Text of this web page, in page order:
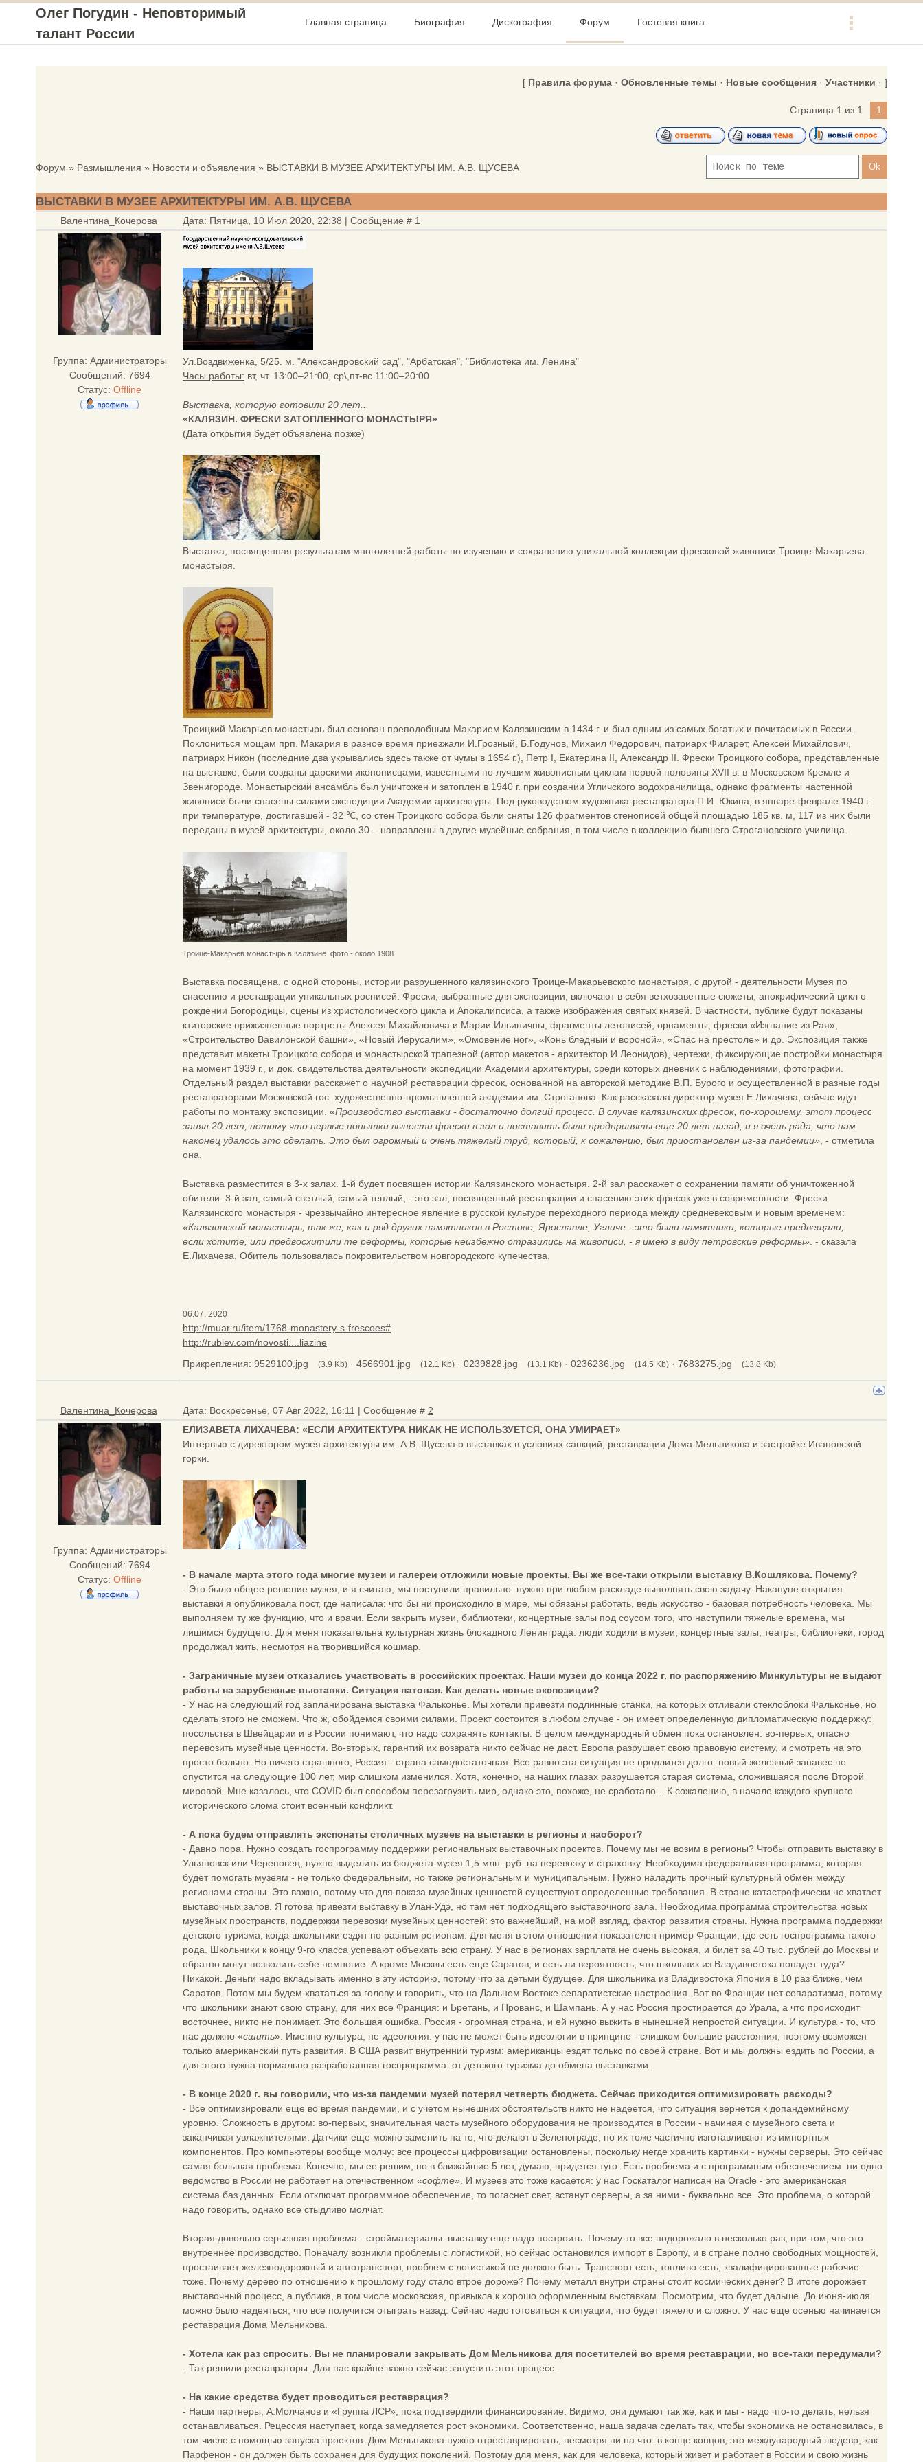
Олег Погудин - Неповторимый
талант России
Главная страница Биография Дискография Форум Гостевая книга
[ Правила форума · Обновленные темы · Новые сообщения · Участники · ]
Страница 1 из 1 1
Форум » Размышления » Новости и объявления » ВЫСТАВКИ В МУЗЕЕ АРХИТЕКТУРЫ ИМ. А.В. ЩУСЕВА
ВЫСТАВКИ В МУЗЕЕ АРХИТЕКТУРЫ ИМ. А.В. ЩУСЕВА
Валентина_Кочерова Дата: Пятница, 10 Июл 2020, 22:38 | Сообщение # 1
Группа: Администраторы
Сообщений: 7694
Статус: Offline
Ул.Воздвиженка, 5/25. м. "Александровский сад", "Арбатская", "Библиотека им. Ленина"
Часы работы: вт, чт. 13:00–21:00, ср\,пт-вс 11:00–20:00
Выставка, которую готовили 20 лет...
«КАЛЯЗИН. ФРЕСКИ ЗАТОПЛЕННОГО МОНАСТЫРЯ»
(Дата открытия будет объявлена позже)
Выставка, посвященная результатам многолетней работы по изучению и сохранению уникальной коллекции фресковой живописи Троице-Макарьева
монастыря.
Троицкий Макарьев монастырь был основан преподобным Макарием Калязинским в 1434 г. и был одним из самых богатых и почитаемых в России.
Поклониться мощам прп. Макария в разное время приезжали И.Грозный, Б.Годунов, Михаил Федорович, патриарх Филарет, Алексей Михайлович,
патриарх Никон (последние два укрывались здесь также от чумы в 1654 г.), Петр I, Екатерина II, Александр II. Фрески Троицкого собора, представленные
на выставке, были созданы царскими иконописцами, известными по лучшим живописным циклам первой половины XVII в. в Московском Кремле и
Звенигороде. Монастырский ансамбль был уничтожен и затоплен в 1940 г. при создании Угличского водохранилища, однако фрагменты настенной
живописи были спасены силами экспедиции Академии архитектуры. Под руководством художника-реставратора П.И. Юкина, в январе-феврале 1940 г.
при температуре, достигавшей - 32 ℃, со стен Троицкого собора были сняты 126 фрагментов стенописей общей площадью 185 кв. м, 117 из них были
переданы в музей архитектуры, около 30 – направлены в другие музейные собрания, в том числе в коллекцию бывшего Строгановского училища.
Троице-Макарьев монастырь в Калязине. фото - около 1908.
Выставка посвящена, с одной стороны, истории разрушенного калязинского Троице-Макарьевского монастыря, с другой - деятельности Музея по
спасению и реставрации уникальных росписей. Фрески, выбранные для экспозиции, включают в себя ветхозаветные сюжеты, апокрифический цикл о
рождении Богородицы, сцены из христологического цикла и Апокалипсиса, а также изображения святых князей. В частности, публике будут показаны
ктиторские прижизненные портреты Алексея Михайловича и Марии Ильиничны, фрагменты летописей, орнаменты, фрески «Изгнание из Рая»,
«Строительство Вавилонской башни», «Новый Иерусалим», «Омовение ног», «Конь бледный и вороной», «Спас на престоле» и др. Экспозиция также
представит макеты Троицкого собора и монастырской трапезной (автор макетов - архитектор И.Леонидов), чертежи, фиксирующие постройки монастыря
на момент 1939 г., и док. свидетельства деятельности экспедиции Академии архитектуры, среди которых дневник с наблюдениями, фотографии.
Отдельный раздел выставки расскажет о научной реставрации фресок, основанной на авторской методике В.П. Бурого и осуществленной в разные годы
реставраторами Московской гос. художественно-промышленной академии им. Строганова. Как рассказала директор музея Е.Лихачева, сейчас идут
работы по монтажу экспозиции. «Производство выставки - достаточно долгий процесс. В случае калязинских фресок, по-хорошему, этот процесс
занял 20 лет, потому что первые попытки вынести фрески в зал и поставить были предприняты еще 20 лет назад, и я очень рада, что нам
наконец удалось это сделать. Это был огромный и очень тяжелый труд, который, к сожалению, был приостановлен из-за пандемии» , - отметила
она.
Выставка разместится в 3-х залах. 1-й будет посвящен истории Калязинского монастыря. 2-й зал расскажет о сохранении памяти об уничтоженной
обители. 3-й зал, самый светлый, самый теплый, - это зал, посвященный реставрации и спасению этих фресок уже в современности Фрески
Калязинского монастыря - чрезвычайно интересное явление в русской культуре переходного периода между средневековым и новым временем:
«Калязинский монастырь, так же, как и ряд других памятников в Ростове, Ярославле, Угличе - это были памятники, которые предвещали,
если хотите, или предвосхитили те реформы, которые неизбежно отразились на живописи, - я имею в виду петровские реформы» . - сказала
Е.Лихачева. Обитель пользовалась покровительством новгородского купечества.
06.07. 2020
http://muar.ru/item/1768-monastery-s-frescoes#
http://rublev.com/novosti....liazine
Прикрепления: 9529100.jpg (3.9 Kb) · 4566901.jpg (12.1 Kb) · 0239828.jpg (13.1 Kb) · 0236236.jpg (14.5 Kb) · 7683275.jpg (13.8 Kb)
Валентина_Кочерова Дата: Воскресенье, 07 Авг 2022, 16:11 | Сообщение # 2
Группа: Администраторы
Сообщений: 7694
Статус: Offline
ЕЛИЗАВЕТА ЛИХАЧЕВА: «ЕСЛИ АРХИТЕКТУРА НИКАК НЕ ИСПОЛЬЗУЕТСЯ, ОНА УМИРАЕТ»
Интервью с директором музея архитектуры им. А.В. Щусева о выставках в условиях санкций, реставрации Дома Мельникова и застройке Ивановской
горки.
- В начале марта этого года многие музеи и галереи отложили новые проекты. Вы же все-таки открыли выставку В.Кошлякова. Почему?
- Это было общее решение музея, и я считаю, мы поступили правильно: нужно при любом раскладе выполнять свою задачу. Накануне открытия
выставки я опубликовала пост, где написала: что бы ни происходило в мире, мы обязаны работать, ведь искусство - базовая потребность человека. Мы
выполняем ту же функцию, что и врачи. Если закрыть музеи, библиотеки, концертные залы под соусом того, что наступили тяжелые времена, мы
лишимся будущего. Для меня показательна культурная жизнь блокадного Ленинграда: люди ходили в музеи, концертные залы, театры, библиотеки; город
продолжал жить, несмотря на творившийся кошмар.
- Заграничные музеи отказались участвовать в российских проектах. Наши музеи до конца 2022 г. по распоряжению Минкультуры не выдают
работы на зарубежные выставки. Ситуация патовая. Как делать новые экспозиции?
- У нас на следующий год запланирована выставка Фальконье. Мы хотели привезти подлинные станки, на которых отливали стеклоблоки Фальконье, но
сделать этого не сможем. Что ж, обойдемся своими силами. Проект состоится в любом случае - он имеет определенную дипломатическую поддержку:
посольства в Швейцарии и в России понимают, что надо сохранять контакты. В целом международный обмен пока остановлен: во-первых, опасно
перевозить музейные ценности. Во-вторых, гарантий их возврата никто сейчас не даст. Европа разрушает свою правовую систему, и смотреть на это
просто больно. Но ничего страшного, Россия - страна самодостаточная. Все равно эта ситуация не продлится долго: новый железный занавес не
опустится на следующие 100 лет, мир слишком изменился. Хотя, конечно, на наших глазах разрушается старая система, сложившаяся после Второй
мировой. Мне казалось, что COVID был способом перезагрузить мир, однако это, похоже, не сработало... К сожалению, в начале каждого крупного
исторического слома стоит военный конфликт.
- А пока будем отправлять экспонаты столичных музеев на выставки в регионы и наоборот?
- Давно пора. Нужно создать госпрограмму поддержки региональных выставочных проектов. Почему мы не возим в регионы? Чтобы отправить выставку в
Ульяновск или Череповец, нужно выделить из бюджета музея 1,5 млн. руб. на перевозку и страховку. Необходима федеральная программа, которая
будет помогать музеям - не только федеральным, но также региональным и муниципальным. Нужно наладить прочный культурный обмен между
регионами страны. Это важно, потому что для показа музейных ценностей существуют определенные требования. В стране катастрофически не хватает
выставочных залов. Я готова привезти выставку в Улан-Удэ, но там нет подходящего выставочного зала. Необходима программа строительства новых
музейных пространств, поддержки перевозки музейных ценностей: это важнейший, на мой взгляд, фактор развития страны. Нужна программа поддержки
детского туризма, когда школьники ездят по разным регионам. Для меня в этом отношении показателен пример Франции, где есть госпрограмма такого
рода. Школьники к концу 9-го класса успевают объехать всю страну. У нас в регионах зарплата не очень высокая, и билет за 40 тыс. рублей до Москвы и
обратно могут позволить себе немногие. А кроме Москвы есть еще Саратов, и есть ли вероятность, что школьник из Владивостока попадет туда?
Никакой. Деньги надо вкладывать именно в эту историю, потому что за детьми будущее. Для школьника из Владивостока Япония в 10 раз ближе, чем
Саратов. Потом мы будем хвататься за голову и говорить, что на Дальнем Востоке сепаратистские настроения. Вот во Франции нет сепаратизма, потому
что школьники знают свою страну, для них все Франция: и Бретань, и Прованс, и Шампань. А у нас Россия простирается до Урала, а что происходит
восточнее, никто не понимает. Это большая ошибка. Россия - огромная страна, и ей нужно выжить в нынешней непростой ситуации. И культура - то, что
нас должно «сшить». Именно культура, не идеология: у нас не может быть идеологии в принципе - слишком большие расстояния, поэтому возможен
только американский путь развития. В США развит внутренний туризм: американцы ездят только по своей стране. Вот и мы должны ездить по России, а
для этого нужна нормально разработанная госпрограмма: от детского туризма до обмена выставками.
- В конце 2020 г. вы говорили, что из-за пандемии музей потерял четверть бюджета. Сейчас приходится оптимизировать расходы?
- Все оптимизировали еще во время пандемии, и с учетом нынешних обстоятельств никто не надеется, что ситуация вернется к допандемийному
уровню. Сложность в другом: во-первых, значительная часть музейного оборудования не производится в России - начиная с музейного света и
заканчивая увлажнителями. Датчики еще можно заменить на те, что делают в Зеленограде, но их тоже частично изготавливают из импортных
компонентов. Про компьютеры вообще молчу: все процессы цифровизации остановлены, поскольку негде хранить картинки - нужны серверы. Это сейчас
самая большая проблема. Конечно, мы ее решим, но в ближайшие 5 лет, думаю, придется туго. Есть проблема и с программным обеспечением ни одно
ведомство в России не работает на отечественном «софте». И музеев это тоже касается: у нас Госкаталог написан на Oracle - это американская
система баз данных. Если отключат программное обеспечение, то погаснет свет, встанут серверы, а за ними - буквально все. Это проблема, о которой
надо говорить, однако все стыдливо молчат.
Вторая довольно серьезная проблема - стройматериалы: выставку еще надо построить. Почему-то все подорожало в несколько раз, при том, что это
внутреннее производство. Поначалу возникли проблемы с логистикой, но сейчас остановился импорт в Европу, и в стране полно свободных мощностей,
простаивает железнодорожный и автотранспорт, проблем с логистикой не должно быть. Транспорт есть, топливо есть, квалифицированные рабочие
тоже. Почему дерево по отношению к прошлому году стало втрое дороже? Почему металл внутри страны стоит космических денег? В итоге дорожает
выставочный процесс, а публика, в том числе московская, привыкла к хорошо оформленным выставкам. Посмотрим, что будет дальше. До июня-июля
можно было надеяться, что все получится отыграть назад. Сейчас надо готовиться к ситуации, что будет тяжело и сложно. У нас еще осенью начинается
реставрация Дома Мельникова.
- Хотела как раз спросить. Вы не планировали закрывать Дом Мельникова для посетителей во время реставрации, но все-таки передумали?
- Так решили реставраторы. Для нас крайне важно сейчас запустить этот процесс.
- На какие средства будет проводиться реставрация?
- Наши партнеры, А.Молчанов и «Группа ЛСР», пока подтвердили финансирование. Видимо, они думают так же, как и мы - надо что-то делать, нельзя
останавливаться. Рецессия наступает, когда замедляется рост экономики. Соответственно, наша задача сделать так, чтобы экономика не остановилась, в
том числе с помощью запуска проектов. Дом Мельникова нужно отреставрировать, несмотря ни на что: в конце концов, это международный шедевр, как
Парфенон - он должен быть сохранен для будущих поколений. Поэтому для меня, как для человека, который живет и работает в России и свою жизнь